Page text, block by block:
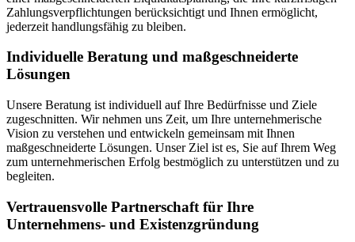
Zahlungsverpflichtungen berücksichtigt und Ihnen ermöglicht,
jederzeit handlungsfähig zu bleiben.
Individuelle Beratung und maßgeschneiderte
Lösungen
Unsere Beratung ist individuell auf Ihre Bedürfnisse und Ziele
zugeschnitten. Wir nehmen uns Zeit, um Ihre unternehmerische
Vision zu verstehen und entwickeln gemeinsam mit Ihnen
maßgeschneiderte Lösungen. Unser Ziel ist es, Sie auf Ihrem Weg
zum unternehmerischen Erfolg bestmöglich zu unterstützen und zu
begleiten.
Vertrauensvolle Partnerschaft für Ihre
Unternehmens- und Existenzgründung